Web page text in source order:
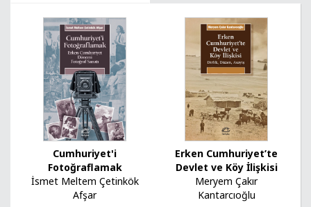
Cumhuriyet'i
Fotoğraflamak
İsmet Meltem Çetinkök
Afşar
Erken Cumhuriyet’te
Devlet ve Köy İlişkisi
Meryem Çakır
Kantarcıoğlu